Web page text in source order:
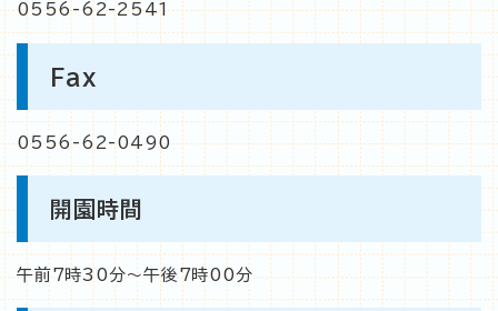
0556-62-2541
Fax
0556-62-0490
開園時間
午前7時30分〜午後7時00分